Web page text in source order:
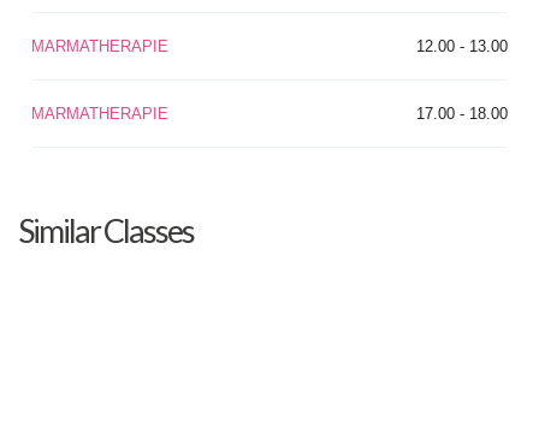
MARMATHERAPIE 12.00 - 13.00
MARMATHERAPIE 17.00 - 18.00
Similar Classes